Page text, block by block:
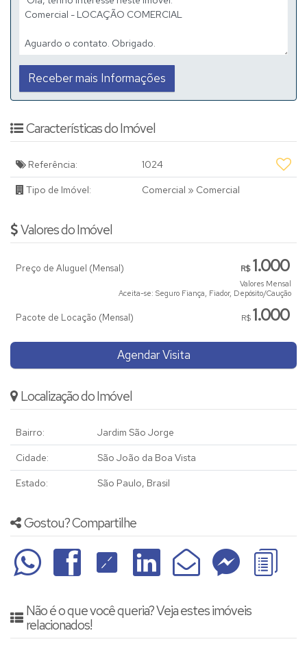
Características do Imóvel
Referência: 1024
Tipo de Imóvel: Comercial » Comercial
Valores do Imóvel
R$1.000
Preço de Aluguel (Mensal)
Valores Mensal
Aceita-se: Seguro Fiança, Fiador, Depósito/Caução
R$ 1.000
Pacote de Locação (Mensal)
Agendar Visita
Localização do Imóvel
Bairro: Jardim São Jorge
Cidade: São João da Boa Vista
Estado: São Paulo, Brasil
Gostou? Compartilhe
Não é o que você queria? Veja estes imóveis
relacionados!